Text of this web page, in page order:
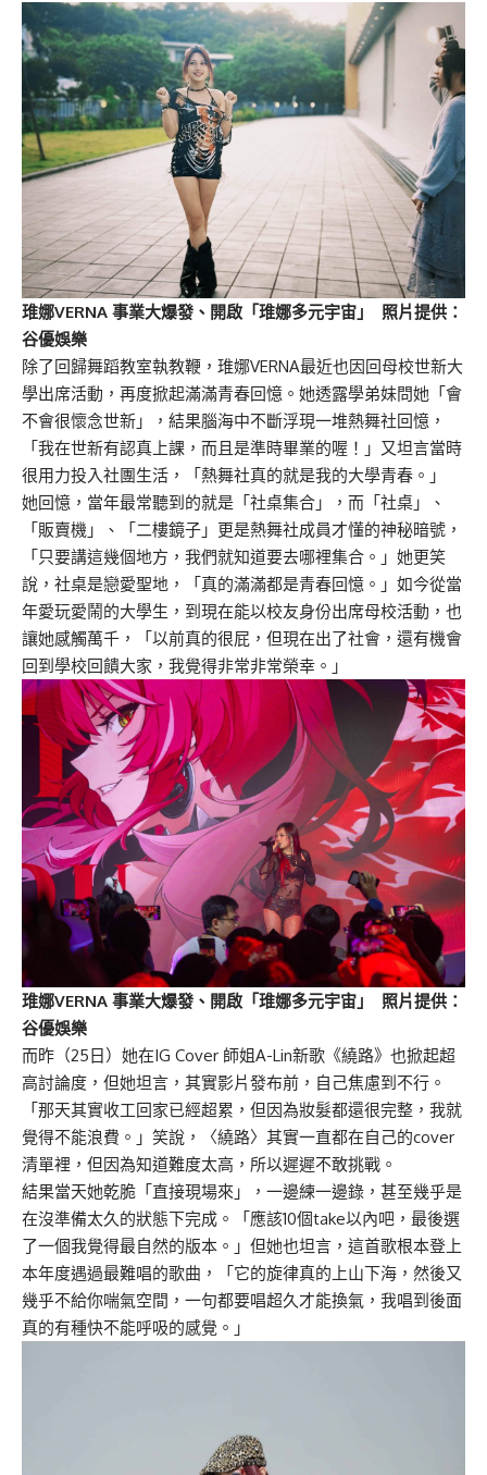
琟娜VERNA 事業大爆發、開啟「琟娜多元宇宙」 照片提供：
谷優娛樂
除了回歸舞蹈教室執教鞭，琟娜VERNA最近也因回母校世新大
學出席活動，再度掀起滿滿青春回憶。她透露學弟妹問她「會
不會很懷念世新」，結果腦海中不斷浮現一堆熱舞社回憶，
「我在世新有認真上課，而且是準時畢業的喔！」又坦言當時
很用力投入社團生活，「熱舞社真的就是我的大學青春。」
她回憶，當年最常聽到的就是「社桌集合」，而「社桌」、
「販賣機」、「二樓鏡子」更是熱舞社成員才懂的神秘暗號，
「只要講這幾個地方，我們就知道要去哪裡集合。」她更笑
說，社桌是戀愛聖地，「真的滿滿都是青春回憶。」如今從當
年愛玩愛鬧的大學生，到現在能以校友身份出席母校活動，也
讓她感觸萬千，「以前真的很屁，但現在出了社會，還有機會
回到學校回饋大家，我覺得非常非常榮幸。」
琟娜VERNA 事業大爆發、開啟「琟娜多元宇宙」 照片提供：
谷優娛樂
而昨（25日）她在IG Cover 師姐A-Lin新歌《繞路》也掀起超
高討論度，但她坦言，其實影片發布前，自己焦慮到不行。
「那天其實收工回家已經超累，但因為妝髮都還很完整，我就
覺得不能浪費。」笑說，〈繞路〉其實一直都在自己的cover
清單裡，但因為知道難度太高，所以遲遲不敢挑戰。
結果當天她乾脆「直接現場來」，一邊練一邊錄，甚至幾乎是
在沒準備太久的狀態下完成。「應該10個take以內吧，最後選
了一個我覺得最自然的版本。」但她也坦言，這首歌根本登上
本年度遇過最難唱的歌曲，「它的旋律真的上山下海，然後又
幾乎不給你喘氣空間，一句都要唱超久才能換氣，我唱到後面
真的有種快不能呼吸的感覺。」